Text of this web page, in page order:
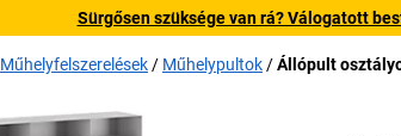
Sürgősen szüksége van rá? Válogatott
Műhelyfelszerelések Műhelypultok Állópult